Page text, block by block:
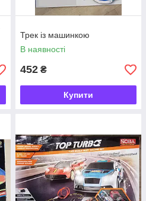
Трек із машинкою
В наявності
452 ₴
Купити